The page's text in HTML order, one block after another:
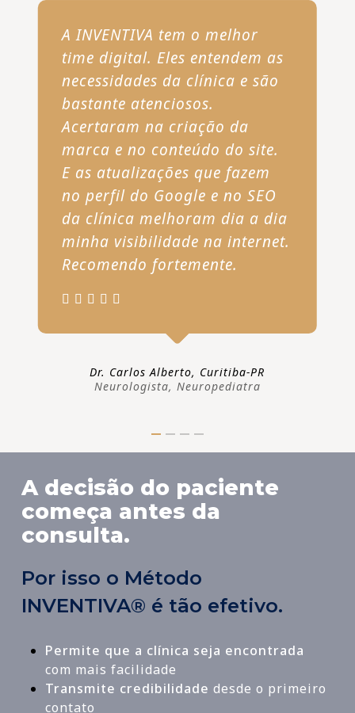
A INVENTIVA tem o melhor
time digital. Eles entendem as
necessidades da clínica e são
bastante atenciosos.
Acertaram na criação da
marca e no conteúdo do site.
E as atualizações que fazem
no perfil do Google e no SEO
da clínica melhoram dia a dia
minha visibilidade na internet.
Recomendo fortemente.
Dr. Carlos Alberto, Curitiba-PR
Neurologista, Neuropediatra
A decisão do paciente
começa antes da
consulta.
Por isso o Método
INVENTIVA® é tão efetivo.
Permite que a clínica seja encontrada
com mais facilidade
Transmite credibilidade desde o primeiro
contato